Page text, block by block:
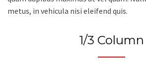
metus, in vehicula nisi eleifend quis.
1/3 Column